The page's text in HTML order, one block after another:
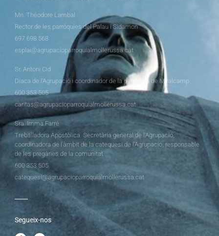
Mn. Théodore Lambal
Rector de les parròquies del Palau i Sidamon
697 698 568
esplai@agrupacioparroquialmollerussa.cat
Sr. Antoni Cid
Diaca de l’Agrupació i coordinador de la parròquia de Miralcamp
600 353 505
caritas@agrupacioparroquialmollerussa.cat
Sra. Imma Farré
Treballadora Apostòlica. Secretària general de l’Agrupació,
coordinadora de l’àmbit de la catequesi de l’Agrupació, responsable
de les pregàries de la comunitat
600 353 505
catequesi@agrupacioparroquialmollerussa.cat
Segueix-nos